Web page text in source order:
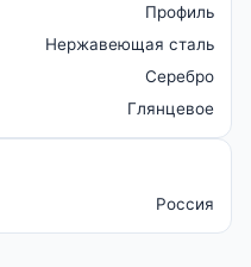
Профиль
Нержавеющая сталь
Серебро
Глянцевое
Россия